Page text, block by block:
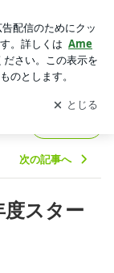
け取りまし
開く
次の記事へ
度スター